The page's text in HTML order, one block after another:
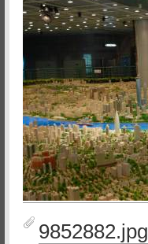
9852882.jpg